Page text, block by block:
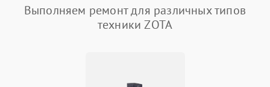
Выполняем ремонт для различных типов
техники ZOTA